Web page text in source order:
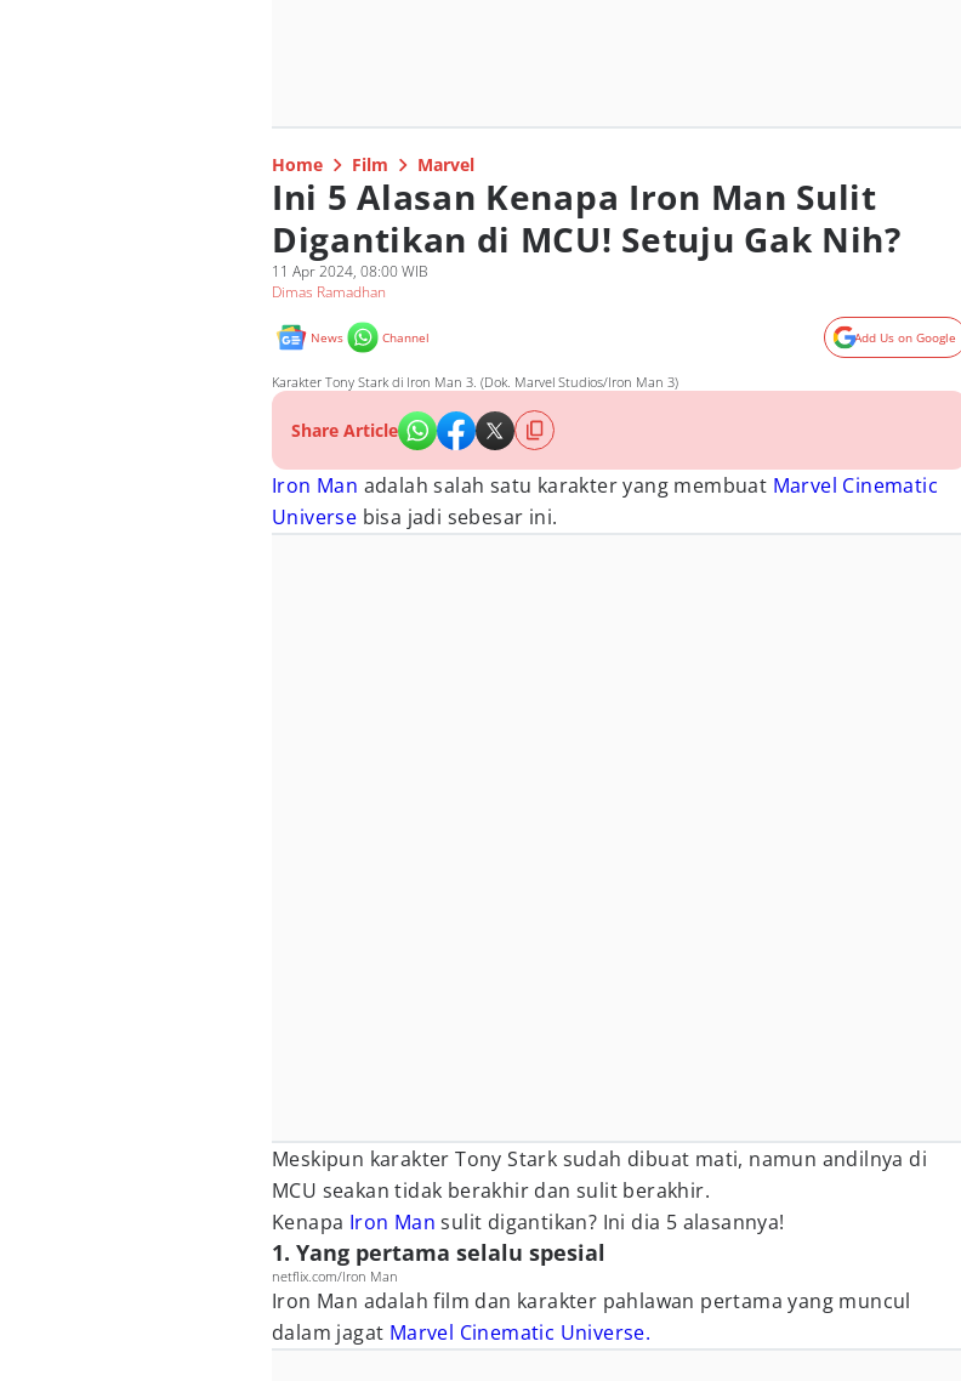
Home Film Marvel
Ini 5 Alasan Kenapa Iron Man Sulit
Digantikan di MCU! Setuju Gak Nih?
11 Apr 2024, 08:00 WIB
Dimas Ramadhan
News Channel Add Us on Google
Karakter Tony Stark di Iron Man 3. (Dok. Marvel Studios/Iron Man 3)
Share Article
Iron Man adalah salah satu karakter yang membuat Marvel Cinematic
Universe bisa jadi sebesar ini.
Meskipun karakter Tony Stark sudah dibuat mati, namun andilnya di
MCU seakan tidak berakhir dan sulit berakhir.
Kenapa Iron Man sulit digantikan? Ini dia 5 alasannya!
1. Yang pertama selalu spesial
netflix.com/Iron Man
Iron Man adalah film dan karakter pahlawan pertama yang muncul
dalam jagat Marvel Cinematic Universe.